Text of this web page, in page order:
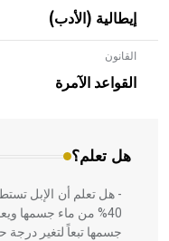
إيطالية (الأدب)
القانون
القواعد الآمرة
هل تعلم؟
- هل تعلم أن الأبلق
بالعمارة الإسلامية
المعمار على بناء
- هل تعلم أن الإبل
40% من ماء جسمها
جسمها تبعاً لتغير درجة